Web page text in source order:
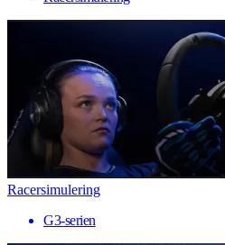
Racersimulering
G3-serien